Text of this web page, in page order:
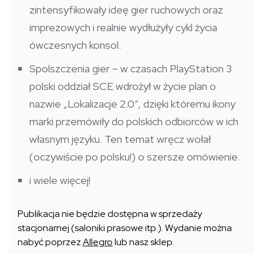
zintensyfikowały ideę gier ruchowych oraz
imprezowych i realnie wydłużyły cykl życia
ówczesnych konsol.
Spolszczenia gier – w czasach PlayStation 3
polski oddział SCE wdrożył w życie plan o
nazwie „Lokalizacje 2.0”, dzięki któremu ikony
marki przemówiły do polskich odbiorców w ich
własnym języku. Ten temat wręcz wołał
(oczywiście po polsku!) o szersze omówienie.
i wiele więcej!
Publikacja nie będzie dostępna w sprzedaży
stacjonarnej (saloniki prasowe itp.). Wydanie można
nabyć poprzezAllegrolub nasz sklep.